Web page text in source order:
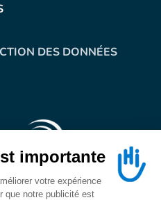
DES DONNÉES